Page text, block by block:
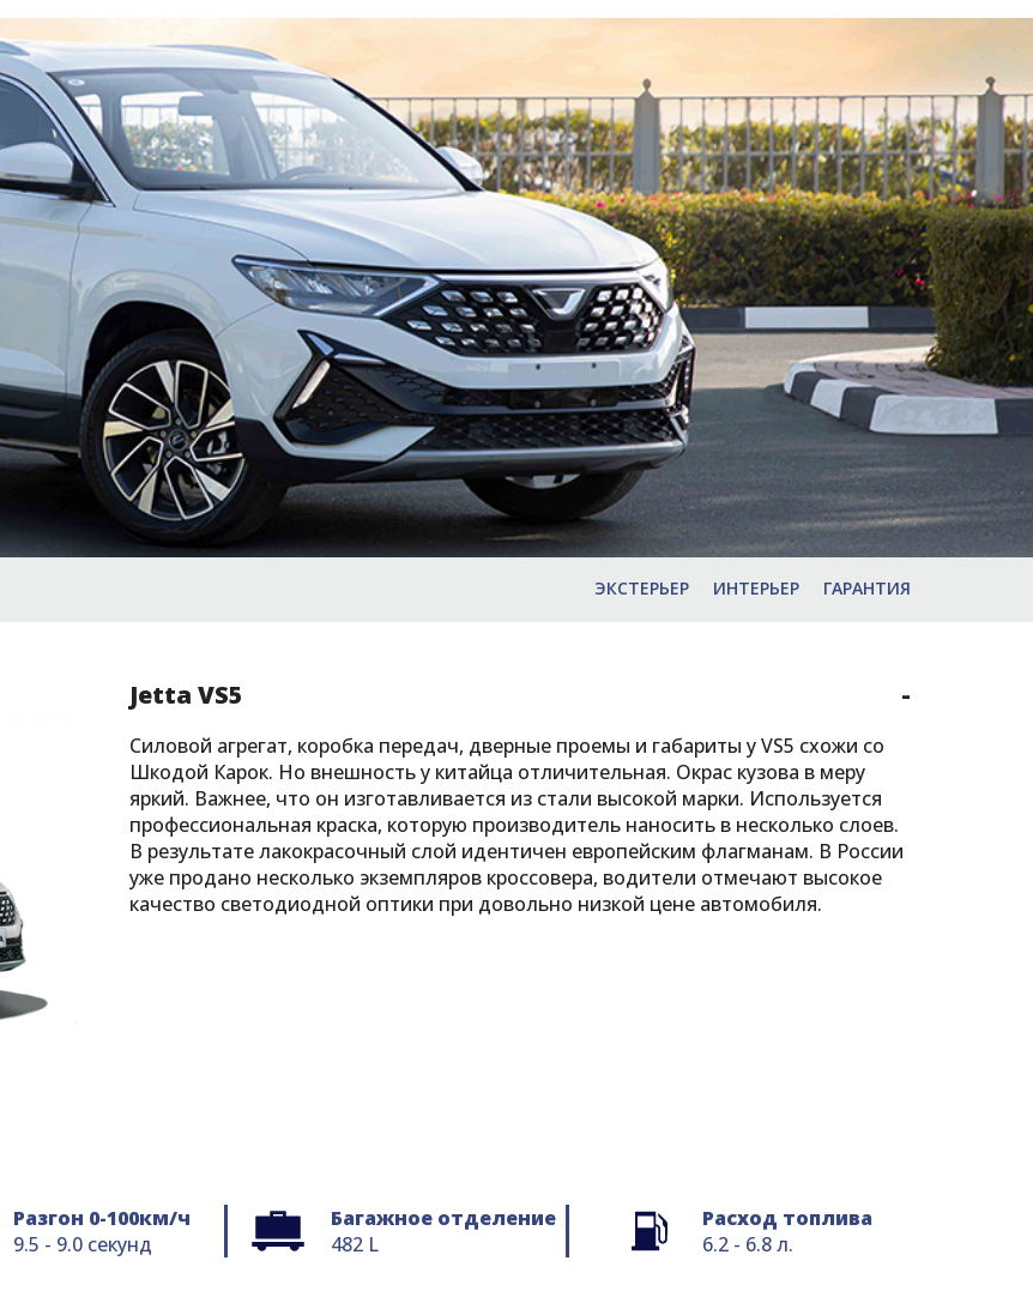
ЭКСТЕРЬЕР ИНТЕРЬЕР ГАРАНТИЯ
Jetta VS5 -
Силовой агрегат, коробка передач, дверные проемы и габариты у VS5 схожи со
Шкодой Карок. Но внешность у китайца отличительная. Окрас кузова в меру
яркий. Важнее, что он изготавливается из стали высокой марки. Используется
профессиональная краска, которую производитель наносить в несколько слоев.
В результате лакокрасочный слой идентичен европейским флагманам. В России
уже продано несколько экземпляров кроссовера, водители отмечают высокое
качество светодиодной оптики при довольно низкой цене автомобиля.
Разгон 0-100км/ч
9.5 - 9.0 секунд
Багажное отделение
482 L
Расход топлива
6.2 - 6.8 л.